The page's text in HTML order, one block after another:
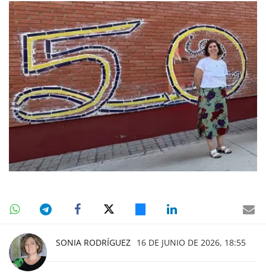
SONIA RODRÍGUEZ 16 DE JUNIO DE 2026, 18:55